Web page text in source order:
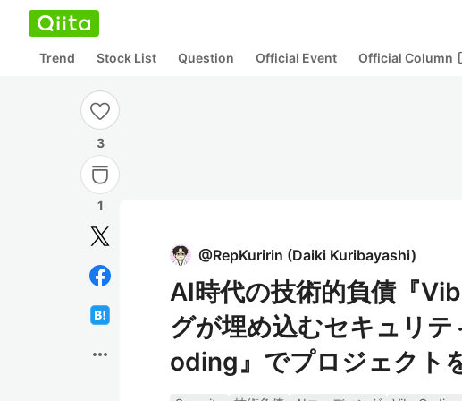
Trend Stock List Question Official Event Official Column
3
1
more_horiz
@RepKuririn (Daiki Kuribayashi)
AI時代の技術的負債『
グが埋め込むセキュリ
oding』でプロジェクト